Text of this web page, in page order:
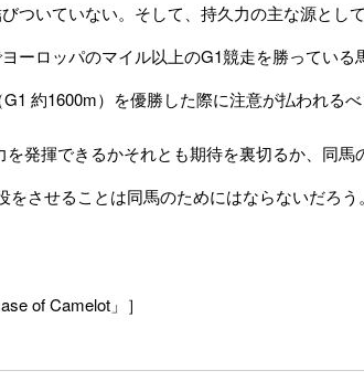
ついていない。そして、持久力の主な源とし
ーロッパのマイル以上のG1競走を勝ってい
約1600m）を優勝した際に注意が払われるべ
発揮できるかそれとも期待を裏切るか、同馬
させることは同馬のためにはならないだろう。
of Camelot」］